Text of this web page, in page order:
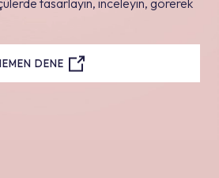
tasarlayın, inceleyin, görerek
DENE